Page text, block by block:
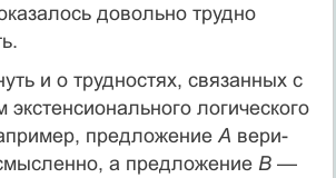
довольно трудно
и о трудностях, связанных с
экс­тенсионального логического
предложение А вери­
а предложение В —